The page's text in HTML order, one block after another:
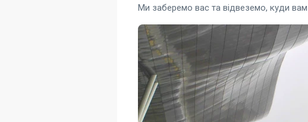
Ми заберемо вас та відвеземо, куди вам